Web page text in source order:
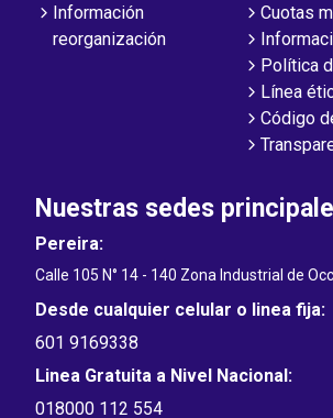
Información
reorganización
Cuotas
Política
Línea
Código
Nuestras sedes
Pereira:
Calle 105 N° 14 - 140 Zona Industrial de
Desde cualquier celular o linea fija:
601 9169338
Linea Gratuita a Nivel Nacional:
018000 112 554